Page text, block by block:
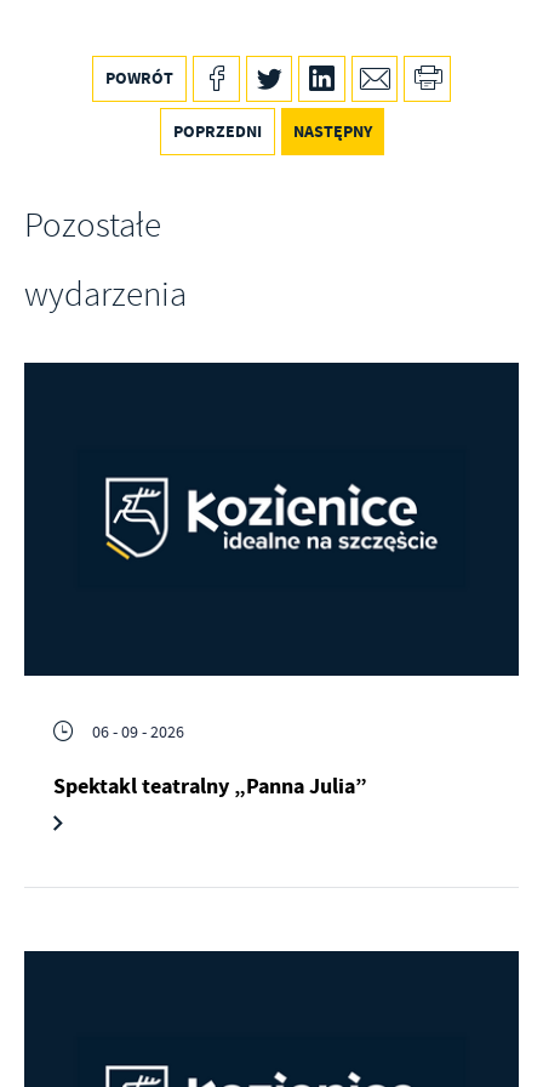
POWRÓT
POPRZEDNI NASTĘPNY
Pozostałe
wydarzenia
06 - 09 - 2026
Spektakl teatralny „Panna Julia”